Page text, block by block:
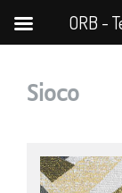
Sioco
ORB -